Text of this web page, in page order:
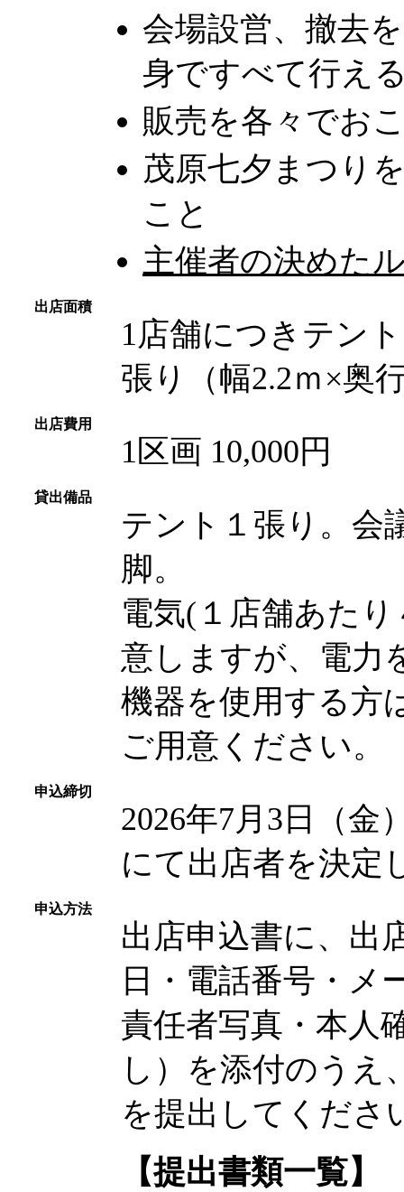
会場設営、撤去
身ですべて行え
販売を各々でお
茂原七夕まつり
こと
主催者の決めた
出店面積
1店舗につきテン
張り（幅2.2ｍ×奥
出店費用
1区画 10,000円
貸出備品
テント１張り。会
脚。
電気(１店舗あた
意しますが、電力
機器を使用する方
ご用意ください。
申込締切
2026年7月3日（金
にて出店者を決定
申込方法
出店申込書に、出
日・電話番号・メ
責任者写真・本人
し）を添付のうえ
を提出してくださ
【提出書類一覧】